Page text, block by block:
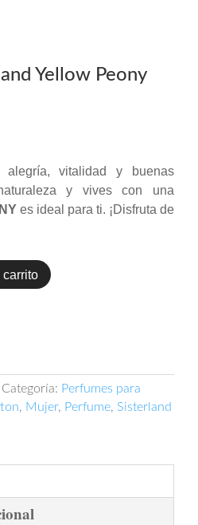
Yellow Peony
alegría, vitalidad y buenas
y vives con una
es ideal para ti. ¡Disfruta de
Categoría: Perfumes para
, Mujer, Perfume, Sisterland